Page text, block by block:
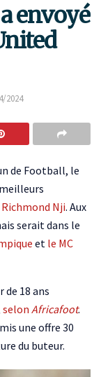
envoyé
2024
de Football, le
Richmond Nji. Aux
serait dans le
et le MC
de 18 ans
selon Africafoot.
une offre 30
du buteur.